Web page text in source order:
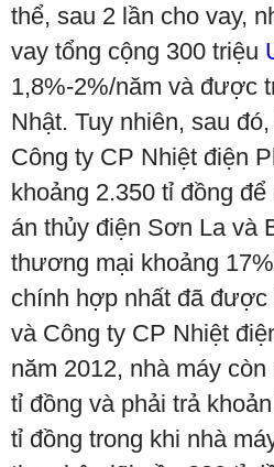
thể, sau 2 lần cho vay,
vay tổng cộng 300 triệu
1,8%-2%/năm và được
Nhật. Tuy nhiên, sau
Công ty CP Nhiệt điện
khoảng 2.350 tỉ đồng
án thủy điện Sơn La và
thương mại khoảng
chính hợp nhất đã được
và Công ty CP Nhiệt
năm 2012, nhà máy
tỉ đồng và phải trả
tỉ đồng trong khi nhà